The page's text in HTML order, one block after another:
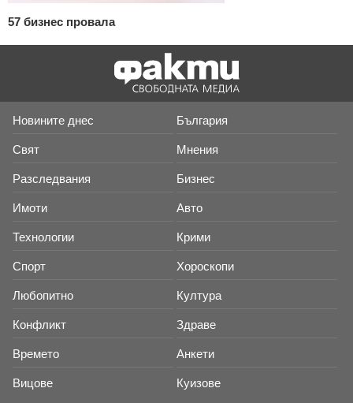
57 бизнес провала
Новините днес България
Свят Мнения
Разследвания Бизнес
Имоти Авто
Технологии Крими
Спорт Хороскопи
Любопитно Култура
Конфликт Здраве
Времето Анкети
Вицове Куизове